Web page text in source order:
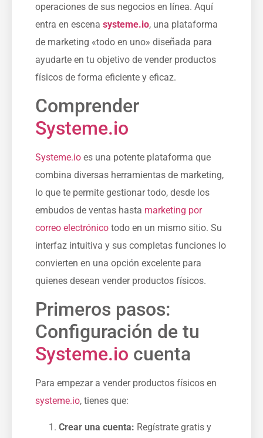
operaciones de sus negocios en línea. Aquí
entra en escena⁣ systeme.io,⁣ una plataforma
de marketing «todo en uno» ⁣diseñada para
ayudarte en tu objetivo de vender⁣ productos
físicos⁣ de forma eficiente y eficaz.
Comprender
Systeme.io
Systeme.io es‍ una potente plataforma que
combina diversas herramientas de marketing,
lo que te permite gestionar ⁤todo, desde los
embudos de ventas hasta marketing por
correo electrónico todo en un mismo sitio. Su
interfaz intuitiva⁣ y sus completas funciones lo
convierten en una opción excelente para
quienes desean vender productos físicos.
Primeros pasos:
Configuración de tu
Systeme.io cuenta
Para empezar a vender productos físicos en
systeme.io, tienes que:
Crear una cuenta: Regístrate ⁣gratis y